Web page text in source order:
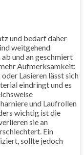
und bedarf daher
weitgehend
und an geschmiert
Aufmerksamkeit:
Lasieren lässt sich
eindringt und es
und Laufrollen
wichtig ist die
sie an
Ein
sollte jedoch